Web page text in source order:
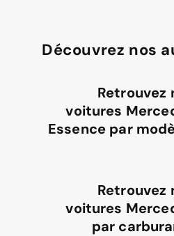
Découvrez nos
Retrouvez
voitures
Essence par
Retrouvez
voitures
par